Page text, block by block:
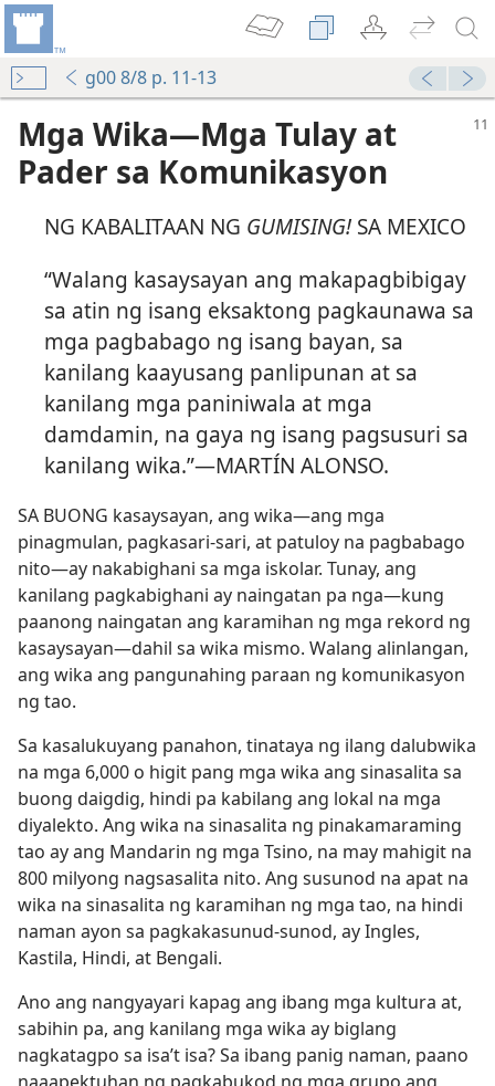
g00 8/8 p. 11-13
Mga Wika​—Mga Tulay at
Pader sa Komunikasyon
NG KABALITAAN NG GUMISING! SA MEXICO
“Walang kasaysayan ang makapagbibigay
sa atin ng isang eksaktong pagkaunawa sa
mga pagbabago ng isang bayan, sa
kanilang kaayusang panlipunan at sa
kanilang mga paniniwala at mga
damdamin, na gaya ng isang pagsusuri sa
kanilang wika.”​—MARTÍN ALONSO.
SA BUONG kasaysayan, ang wika​—ang mga
pinagmulan, pagkasari-sari, at patuloy na pagbabago
nito​—ay nakabighani sa mga iskolar. Tunay, ang
kanilang pagkabighani ay naingatan pa nga​—kung
paanong naingatan ang karamihan ng mga rekord ng
kasaysayan​—dahil sa wika mismo. Walang alinlangan,
ang wika ang pangunahing paraan ng komunikasyon
ng tao.
Sa kasalukuyang panahon, tinataya ng ilang dalubwika
na mga 6,000 o higit pang mga wika ang sinasalita sa
buong daigdig, hindi pa kabilang ang lokal na mga
diyalekto. Ang wika na sinasalita ng pinakamaraming
tao ay ang Mandarin ng mga Tsino, na may mahigit na
800 milyong nagsasalita nito. Ang susunod na apat na
wika na sinasalita ng karamihan ng mga tao, na hindi
naman ayon sa pagkakasunud-sunod, ay Ingles,
Kastila, Hindi, at Bengali.
Ano ang nangyayari kapag ang ibang mga kultura at,
sabihin pa, ang kanilang mga wika ay biglang
nagkatagpo sa isa’t isa? Sa ibang panig naman, paano